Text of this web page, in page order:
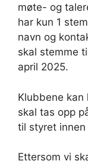
møte- og
har kun 1
navn og
skal stemme
april 2025.
Klubbene kan
skal tas opp
til styret innen
Ettersom vi